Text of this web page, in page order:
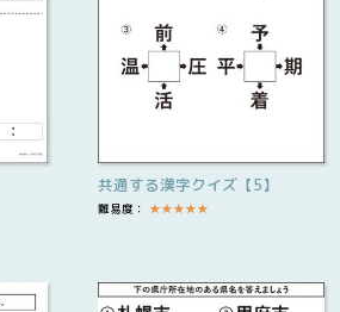
共通する漢字クイズ【5】
難易度： ★★★★★